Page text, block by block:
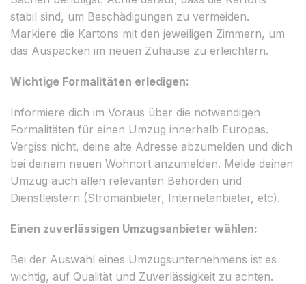
stabil sind, um Beschädigungen zu vermeiden.
Markiere die Kartons mit den jeweiligen Zimmern, um
das Auspacken im neuen Zuhause zu erleichtern.
Wichtige Formalitäten erledigen:
Informiere dich im Voraus über die notwendigen
Formalitäten für einen Umzug innerhalb Europas.
Vergiss nicht, deine alte Adresse abzumelden und dich
bei deinem neuen Wohnort anzumelden. Melde deinen
Umzug auch allen relevanten Behörden und
Dienstleistern (Stromanbieter, Internetanbieter, etc).
Einen zuverlässigen Umzugsanbieter wählen:
Bei der Auswahl eines Umzugsunternehmens ist es
wichtig, auf Qualität und Zuverlässigkeit zu achten.